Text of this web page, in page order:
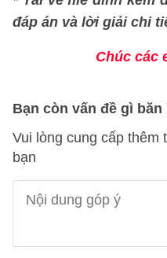
đáp án và lời giải chi
Chúc các
Bạn còn vấn đề gì băn
Vui lòng cung cấp thêm
bạn